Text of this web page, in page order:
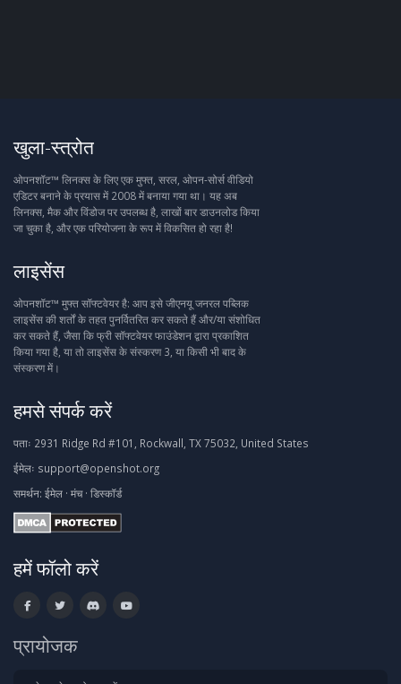
खुला-स्त्रोत
ओपनशॉट™ लिनक्स के लिए एक मुफ्त, सरल, ओपन-सोर्स वीडियो
एडिटर बनाने के प्रयास में 2008 में बनाया गया था। यह अब
लिनक्स, मैक और विंडोज पर उपलब्ध है, लाखों बार डाउनलोड किया
जा चुका है, और एक परियोजना के रूप में विकसित हो रहा है!
लाइसेंस
ओपनशॉट™ मुफ्त सॉफ्टवेयर है: आप इसे जीएनयू जनरल पब्लिक
लाइसेंस की शर्तों के तहत पुनर्वितरित कर सकते हैं और/या संशोधित
कर सकते हैं, जैसा कि फ्री सॉफ्टवेयर फाउंडेशन द्वारा प्रकाशित
किया गया है, या तो लाइसेंस के संस्करण 3, या किसी भी बाद के
संस्करण में।
हमसे संपर्क करें
पताः 2931 Ridge Rd #101, Rockwall, TX 75032, United States
ईमेलः support@openshot.org
समर्थन: ईमेल · मंच· डिस्कॉर्ड
हमें फॉलो करें
प्रायोजक